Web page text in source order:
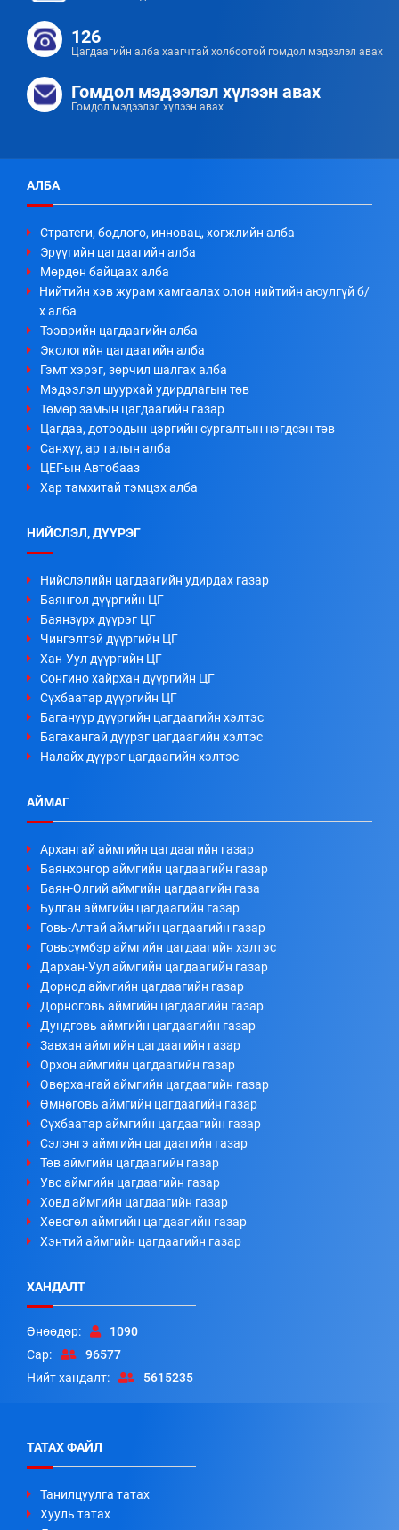
126
Цагдаагийн алба хаагчтай холбоотой гомдол мэдээлэл авах
Гомдол мэдээлэл хүлээн авах
Гомдол мэдээлэл хүлээн авах
АЛБА
Стратеги, бодлого, инновац, хөгжлийн алба
Эрүүгийн цагдаагийн алба
Мөрдөн байцаах алба
Нийтийн хэв журам хамгаалах олон нийтийн аюулгүй б/
х алба
Тээврийн цагдаагийн алба
Экологийн цагдаагийн алба
Гэмт хэрэг, зөрчил шалгах алба
Мэдээлэл шуурхай удирдлагын төв
Төмөр замын цагдаагийн газар
Цагдаа, дотоодын цэргийн сургалтын нэгдсэн төв
Санхүү, ар талын алба
ЦЕГ-ын Автобааз
Хар тамхитай тэмцэх алба
НИЙСЛЭЛ, ДҮҮРЭГ
Нийслэлийн цагдаагийн удирдах газар
Баянгол дүүргийн ЦГ
Баянзүрх дүүрэг ЦГ
Чингэлтэй дүүргийн ЦГ
Хан-Уул дүүргийн ЦГ
Сонгино хайрхан дүүргийн ЦГ
Сүхбаатар дүүргийн ЦГ
Багануур дүүргийн цагдаагийн хэлтэс
Багахангай дүүрэг цагдаагийн хэлтэс
Налайх дүүрэг цагдаагийн хэлтэс
АЙМАГ
Архангай аймгийн цагдаагийн газар
Баянхонгор аймгийн цагдаагийн газар
Баян-Өлгий аймгийн цагдаагийн газа
Булган аймгийн цагдаагийн газар
Говь-Алтай аймгийн цагдаагийн газар
Говьсүмбэр аймгийн цагдаагийн хэлтэс
Дархан-Уул аймгийн цагдаагийн газар
Дорнод аймгийн цагдаагийн газар
Дорноговь аймгийн цагдаагийн газар
Дундговь аймгийн цагдаагийн газар
Завхан аймгийн цагдаагийн газар
Орхон аймгийн цагдаагийн газар
Өвөрхангай аймгийн цагдаагийн газар
Өмнөговь аймгийн цагдаагийн газар
Сүхбаатар аймгийн цагдаагийн газар
Сэлэнгэ аймгийн цагдаагийн газар
Төв аймгийн цагдаагийн газар
Увс аймгийн цагдаагийн газар
Ховд аймгийн цагдаагийн газар
Хөвсгөл аймгийн цагдаагийн газар
Хэнтий аймгийн цагдаагийн газар
ХАНДАЛТ
Өнөөдөр:
1090
Сар:
96577
Нийт хандалт:
5615235
ТАТАХ ФАЙЛ
Танилцуулга татах
Хууль татах